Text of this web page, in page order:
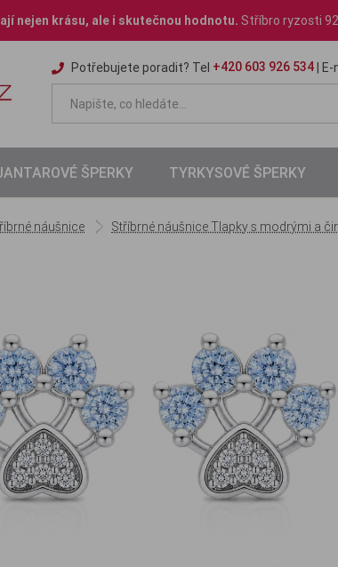
nejen krásu, ale i skutečnou hodnotu.Stříbro ryzosti
Potřebujete poradit? Tel +420 603 926 534| E-
ŠPERKY TYRKYSOVÉ ŠPERKY
náušnice Stříbrné náušnice Tlapky s modrými a